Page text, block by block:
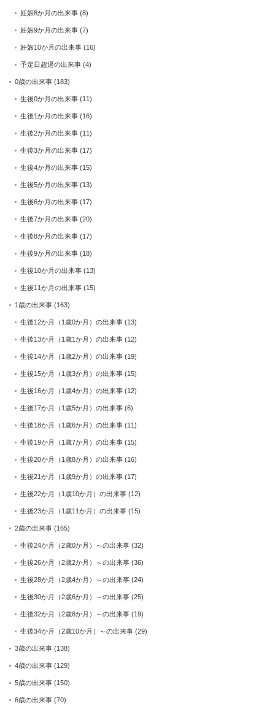
妊娠8か月の出来事 (8)
妊娠9か月の出来事 (7)
妊娠10か月の出来事 (16)
予定日超過の出来事 (4)
0歳の出来事 (183)
生後0か月の出来事 (11)
生後1か月の出来事 (16)
生後2か月の出来事 (11)
生後3か月の出来事 (17)
生後4か月の出来事 (15)
生後5か月の出来事 (13)
生後6か月の出来事 (17)
生後7か月の出来事 (20)
生後8か月の出来事 (17)
生後9か月の出来事 (18)
生後10か月の出来事 (13)
生後11か月の出来事 (15)
1歳の出来事 (163)
生後12か月（1歳0か月）の出来事 (13)
生後13か月（1歳1か月）の出来事 (12)
生後14か月（1歳2か月）の出来事 (19)
生後15か月（1歳3か月）の出来事 (15)
生後16か月（1歳4か月）の出来事 (12)
生後17か月（1歳5か月）の出来事 (6)
生後18か月（1歳6か月）の出来事 (11)
生後19か月（1歳7か月）の出来事 (15)
生後20か月（1歳8か月）の出来事 (16)
生後21か月（1歳9か月）の出来事 (17)
生後22か月（1歳10か月）の出来事 (12)
生後23か月（1歳11か月）の出来事 (15)
2歳の出来事 (165)
生後24か月（2歳0か月）～の出来事 (32)
生後26か月（2歳2か月）～の出来事 (36)
生後28か月（2歳4か月）～の出来事 (24)
生後30か月（2歳6か月）～の出来事 (25)
生後32か月（2歳8か月）～の出来事 (19)
生後34か月（2歳10か月）～の出来事 (29)
3歳の出来事 (138)
4歳の出来事 (129)
5歳の出来事 (150)
6歳の出来事 (70)